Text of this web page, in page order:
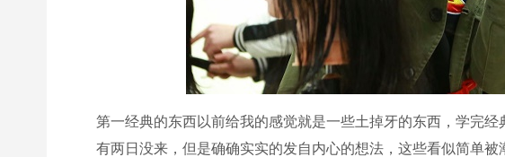
第一经典的东西以前给我的感觉就是一些土掉牙的东西，学完
有两日没来，但是确确实实的发自内心的想法，这些看似简单